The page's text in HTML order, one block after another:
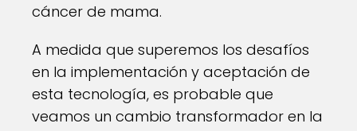
cáncer de mama.
A medida que superemos los desafíos
en la implementación y aceptación de
esta tecnología, es probable que
veamos un cambio transformador en la